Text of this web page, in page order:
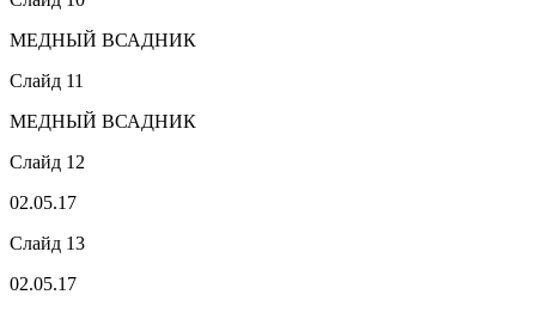
МЕДНЫЙ ВСАДНИК
Слайд 11
МЕДНЫЙ ВСАДНИК
Слайд 12
02.05.17
Слайд 13
02.05.17